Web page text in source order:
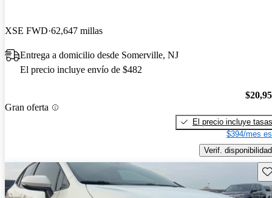
XSE FWD 62,647 millas
Entrega a domicilio desde Somerville, NJ
El precio incluye envío de $482
Gran oferta
El precio incluye tasas
$394/mes
Verif. disponibilidad